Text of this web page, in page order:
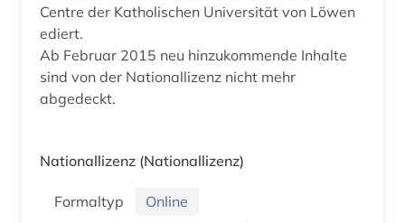
Centre der Katholischen Universität von Löwen
ediert.
Ab Februar 2015 neu hinzukommende Inhalte
sind von der Nationallizenz nicht mehr
abgedeckt.
Nationallizenz (Nationallizenz)
Formaltyp
Online